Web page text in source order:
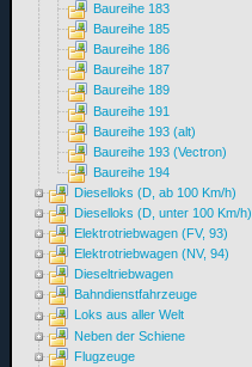
Baureihe 183
Baureihe 185
Baureihe 186
Baureihe 187
Baureihe 189
Baureihe 191
Baureihe 193 (alt)
Baureihe 193 (Vectron)
Baureihe 194
Dieselloks (D, ab 100 Km/h)
Dieselloks (D, unter 100 Km/h)
Elektrotriebwagen (FV, 93)
Elektrotriebwagen (NV, 94)
Dieseltriebwagen
Bahndienstfahrzeuge
Loks aus aller Welt
Neben der Schiene
Flugzeuge